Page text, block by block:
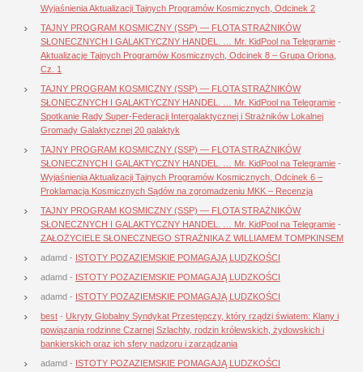
Wyjaśnienia Aktualizacji Tajnych Programów Kosmicznych, Odcinek 2
TAJNY PROGRAM KOSMICZNY (SSP) — FLOTA STRAŻNIKÓW
SŁONECZNYCH I GALAKTYCZNY HANDEL. … Mr. KidPool na Telegramie -
Aktualizacje Tajnych Programów Kosmicznych, Odcinek 8 – Grupa Oriona,
Cz. 1
TAJNY PROGRAM KOSMICZNY (SSP) — FLOTA STRAŻNIKÓW
SŁONECZNYCH I GALAKTYCZNY HANDEL. … Mr. KidPool na Telegramie -
Spotkanie Rady Super-Federacji Intergalaktycznej i Strażników Lokalnej
Gromady Galaktycznej 20 galaktyk
TAJNY PROGRAM KOSMICZNY (SSP) — FLOTA STRAŻNIKÓW
SŁONECZNYCH I GALAKTYCZNY HANDEL. … Mr. KidPool na Telegramie -
Wyjaśnienia Aktualizacji Tajnych Programów Kosmicznych, Odcinek 6 –
Proklamacja Kosmicznych Sądów na zgromadzeniu MKK – Recenzja
TAJNY PROGRAM KOSMICZNY (SSP) — FLOTA STRAŻNIKÓW
SŁONECZNYCH I GALAKTYCZNY HANDEL. … Mr. KidPool na Telegramie -
ZAŁOŻYCIELE SŁONECZNEGO STRAŻNIKA Z WILLIAMEM TOMPKINSEM
adamd - ISTOTY POZAZIEMSKIE POMAGAJĄ LUDZKOŚCI
adamd - ISTOTY POZAZIEMSKIE POMAGAJĄ LUDZKOŚCI
adamd - ISTOTY POZAZIEMSKIE POMAGAJĄ LUDZKOŚCI
best - Ukryty Globalny Syndykat Przestępczy, który rządzi światem: Klany i
powiązania rodzinne Czarnej Szlachty, rodzin królewskich, żydowskich i
bankierskich oraz ich sfery nadzoru i zarządzania
adamd - ISTOTY POZAZIEMSKIE POMAGAJĄ LUDZKOŚCI